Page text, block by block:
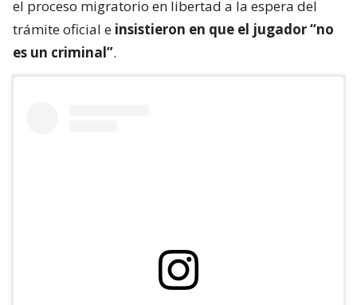
el proceso migratorio en libertad a la espera del
trámite oficial e insistieron en que el jugador “no
es un criminal”.